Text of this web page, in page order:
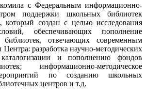
с Федеральным информационно-
поддержки школьных библиотек
который создан с целью исследования
обеспечивающих пополнение
отвечающих современным
Центра: разработка научно-методических
и пополнению фондов
информационно-методическое
по созданию школьных
центров и т.д.